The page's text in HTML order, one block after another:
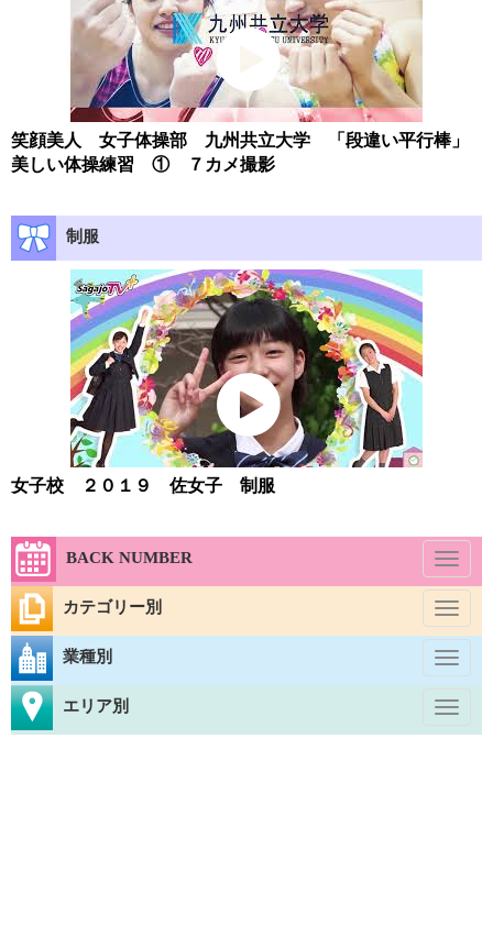
笑顔美人 女子体操部 九州共立大学 「段違い平行棒」
美しい体操練習 ① ７カメ撮影
制服
女子校 ２０１９ 佐女子 制服
BACK NUMBER
Toggle
カテゴリー別
Toggle
業種別
Toggle
エリア別
Toggle